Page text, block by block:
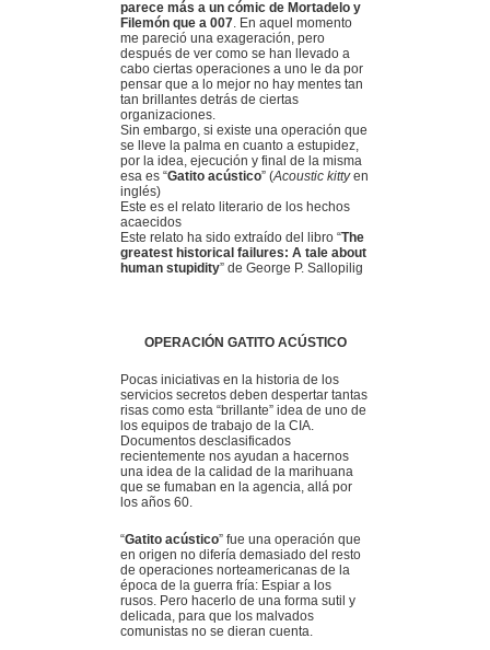
parece más a un cómic de Mortadelo y
Filemón que a 007. En aquel momento
me pareció una exageración, pero
después de ver como se han llevado a
cabo ciertas operaciones a uno le da por
pensar que a lo mejor no hay mentes tan
tan brillantes detrás de ciertas
organizaciones.
Sin embargo, si existe una operación que
se lleve la palma en cuanto a estupidez,
por la idea, ejecución y final de la misma
esa es “Gatito acústico” (Acoustic kittyen
inglés)
Este es el relato literario de los hechos
acaecidos
Este relato ha sido extraído del libro “The
greatest historical failures: A tale about
human stupidity” de George P. Sallopilig
OPERACIÓN GATITO ACÚSTICO
Pocas iniciativas en la historia de los
servicios secretos deben despertar tantas
risas como esta “brillante” idea de uno de
los equipos de trabajo de la CIA.
Documentos desclasificados
recientemente nos ayudan a hacernos
una idea de la calidad de la marihuana
que se fumaban en la agencia, allá por
los años 60.
“Gatito acústico” fue una operación que
en origen no difería demasiado del resto
de operaciones norteamericanas de la
época de la guerra fría: Espiar a los
rusos. Pero hacerlo de una forma sutil y
delicada, para que los malvados
comunistas no se dieran cuenta.